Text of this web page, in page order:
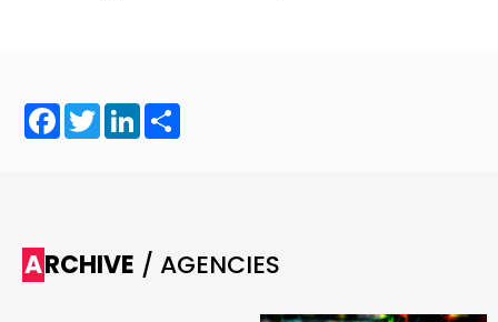
Facebook
TwitterLinkedIn
ARCHIVE / AGENCIES